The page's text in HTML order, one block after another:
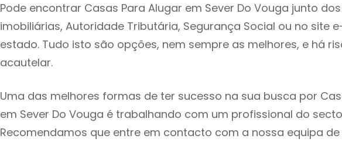
Pode encontrar Casas Para Alugar em Sever Do Vouga junto
imobiliárias, Autoridade Tributária, Segurança Social ou no site
estado. Tudo isto são opções, nem sempre as melhores, e há
acautelar.
Uma das melhores formas de ter sucesso na sua busca por
em Sever Do Vouga é trabalhando com um profissional do
Recomendamos que entre em contacto com a nossa equipa